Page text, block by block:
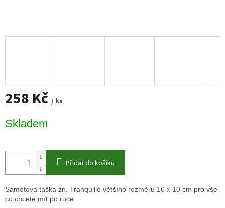
258 Kč / ks
cena:
Skladem
Přidat do košíku
Sametová taška zn. Tranquillo většího rozměru 16 x 10 cm pro vše
co chcete mít po ruce.